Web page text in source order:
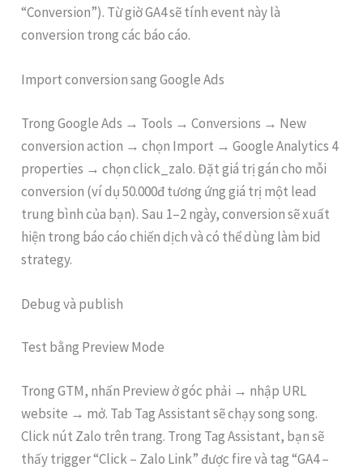
“Conversion”). Từ giờ GA4 sẽ tính event này là
conversion trong các báo cáo.
Import conversion sang Google Ads
Trong Google Ads → Tools → Conversions → New
conversion action → chọn Import → Google Analytics 4
properties → chọn click_zalo. Đặt giá trị gán cho mỗi
conversion (ví dụ 50.000đ tương ứng giá trị một lead
trung bình của bạn). Sau 1–2 ngày, conversion sẽ xuất
hiện trong báo cáo chiến dịch và có thể dùng làm bid
strategy.
Debug và publish
Test bằng Preview Mode
Trong GTM, nhấn Preview ở góc phải → nhập URL
website → mở. Tab Tag Assistant sẽ chạy song song.
Click nút Zalo trên trang. Trong Tag Assistant, bạn sẽ
thấy trigger “Click – Zalo Link” được fire và tag “GA4 –